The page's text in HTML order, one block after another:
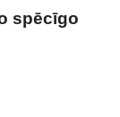
spēcīgo